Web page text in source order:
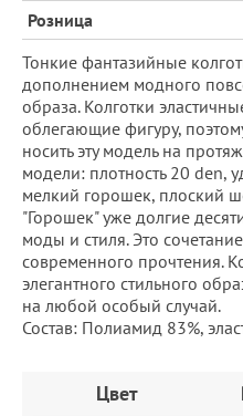
Розница
Тонкие фантазийные
дополнением модного
образа. Колготки
облегающие фигуру,
носить эту модель на
модели: плотность 20 den,
мелкий горошек, плоский
"Горошек" уже долгие
моды и стиля. Это
современного прочтения.
элегантного стильного
на любой особый случай.
Состав: Полиамид 83%,
Цвет